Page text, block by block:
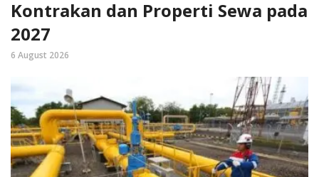
Kontrakan dan Properti Sewa pada
2027
6 August 2026